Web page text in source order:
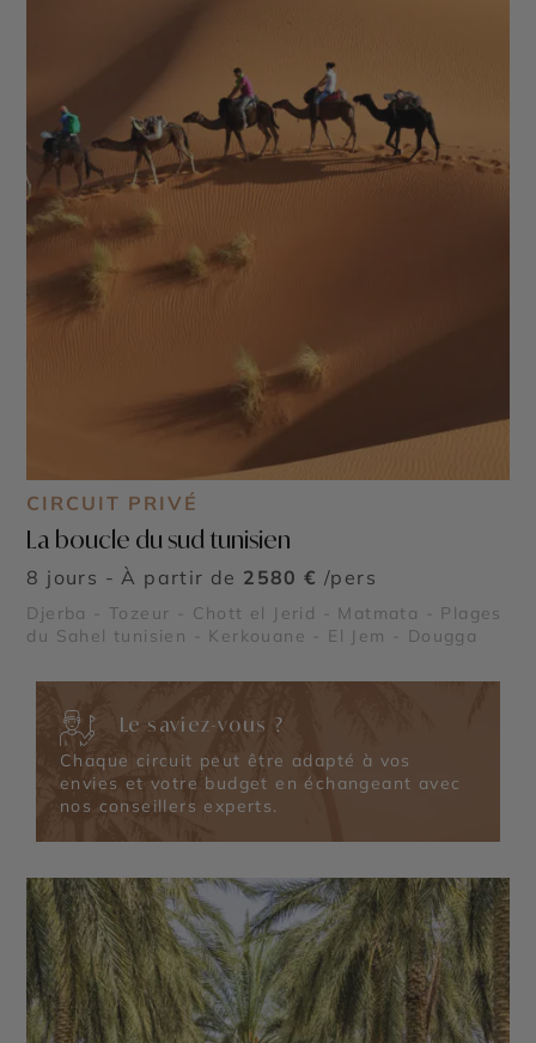
CIRCUIT PRIVÉ
La boucle du sud tunisien
8 jours - À partir de 2580 € /pers
Djerba - Tozeur - Chott el Jerid - Matmata - Plages
du Sahel tunisien - Kerkouane - El Jem - Dougga
Le saviez-vous ?
Chaque circuit peut être adapté à vos
envies et votre budget en échangeant avec
nos conseillers experts.